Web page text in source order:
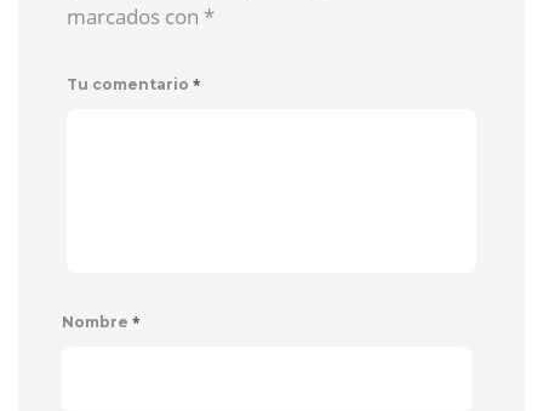
marcados con *
Tu comentario *
Nombre *